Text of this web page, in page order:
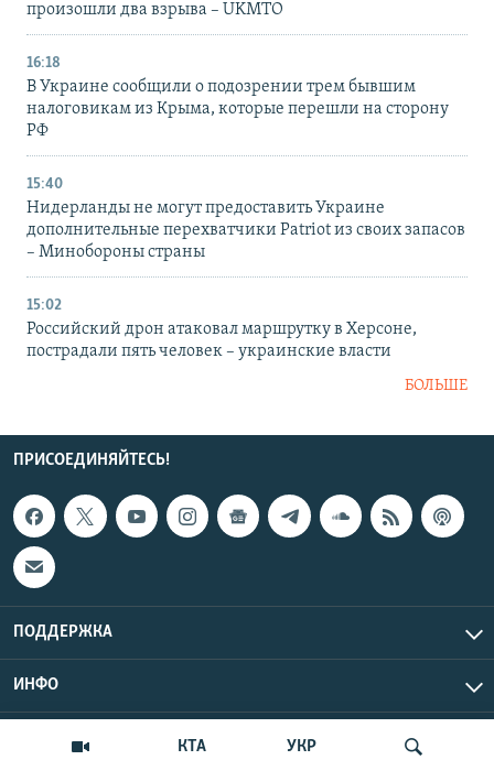
КТА УКР
произошли два взрыва – UKMTO
16:18
В Украине сообщили о подозрении трем бывшим
налоговикам из Крыма, которые перешли на сторону
РФ
15:40
Нидерланды не могут предоставить Украине
дополнительные перехватчики Patriot из своих запасов
– Минобороны страны
15:02
Российский дрон атаковал маршрутку в Херсоне,
пострадали пять человек – украинские власти
БОЛЬШЕ
ПРИСОЕДИНЯЙТЕСЬ!
ПОДДЕРЖКА
ИНФО
Copyright Крым.Реалии, 2026 | Все права защищены.
UTC+3